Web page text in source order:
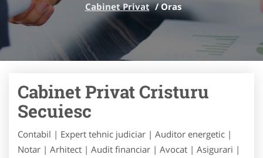
Cabinet Privat /Oras
Cabinet Privat Cristuru
Secuiesc
Contabil | Expert tehnic judiciar | Auditor energetic |
Notar | Arhitect | Audit financiar | Avocat | Asigurari |